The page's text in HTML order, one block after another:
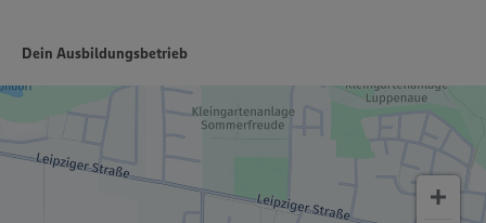
Dein Ausbildungsbetrieb